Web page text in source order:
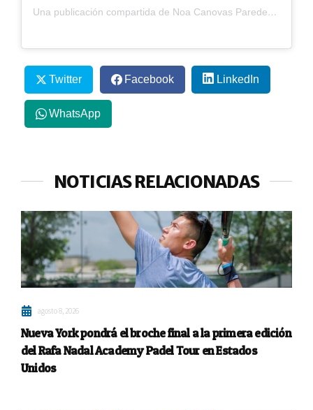
Una publicación compartida de Noa Canovas Paredes (@noacanovas._)
Twitter Facebook LinkedIn
WhatsApp
NOTICIAS RELACIONADAS
agosto 8, 2026
Nueva York pondrá el broche final a la primera edición
del Rafa Nadal Academy Padel Tour en Estados
Unidos